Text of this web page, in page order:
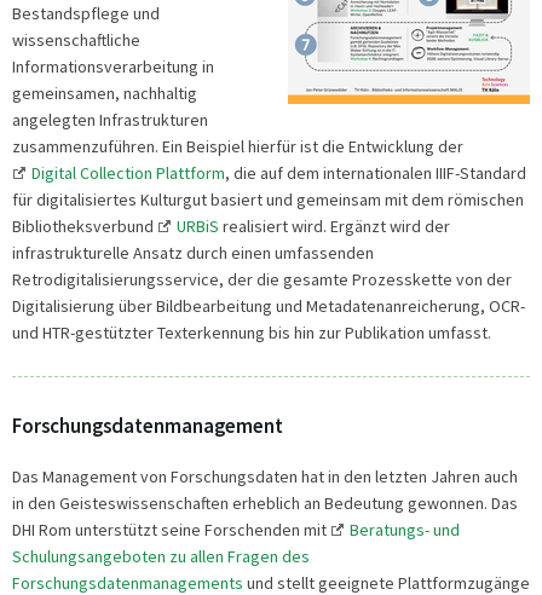
Bestandspflege und
wissenschaftliche
Informationsverarbeitung in
gemeinsamen, nachhaltig
angelegten Infrastrukturen
zusammenzuführen. Ein Beispiel hierfür ist die Entwicklung der
Digital Collection Plattform, die auf dem internationalen IIIF-Standard
für digitalisiertes Kulturgut basiert und gemeinsam mit dem römischen
Bibliotheksverbund
URBiS realisiert wird. Ergänzt wird der
infrastrukturelle Ansatz durch einen umfassenden
Retrodigitalisierungsservice, der die gesamte Prozesskette von der
Digitalisierung über Bildbearbeitung und Metadatenanreicherung, OCR-
und HTR-gestützter Texterkennung bis hin zur Publikation umfasst.
Forschungsdatenmanagement
Das Management von Forschungsdaten hat in den letzten Jahren auch
in den Geisteswissenschaften erheblich an Bedeutung gewonnen. Das
DHI Rom unterstützt seine Forschenden mit
Beratungs- und
Schulungsangeboten zu allen Fragen des
Forschungsdatenmanagements und stellt geeignete Plattformzugänge